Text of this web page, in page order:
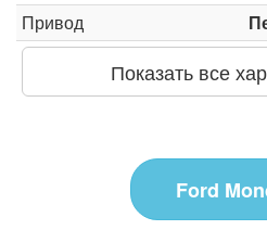
Привод
Показать все
Ford